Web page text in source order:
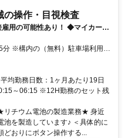
の操作・目視検査
用の可能性あり！ ◆マイカー通
交通費月3万円まで支給 ※規定
分 ※構内の（無料）駐車場利用
均勤務日数：1ヶ月あたり19日
～06:15 ※12H勤務のセット残
リチウム電池の製造業務★ 身近
を製造しています♪ ＜具体的に
おりにボタン操作する...